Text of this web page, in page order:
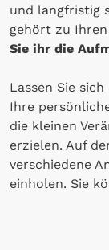
und langfristig
gehört zu
Sie ihr die
Lassen Sie
Ihre
die kleinen
erzielen. Auf
verschiedene
einholen. Sie